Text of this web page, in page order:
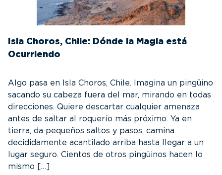
Isla Choros, Chile: Dónde la Magia está
Ocurriendo
Algo pasa en Isla Choros, Chile. Imagina un pingüino
sacando su cabeza fuera del mar, mirando en todas
direcciones. Quiere descartar cualquier amenaza
antes de saltar al roquerío más próximo. Ya en
tierra, da pequeños saltos y pasos, camina
decididamente acantilado arriba hasta llegar a un
lugar seguro. Cientos de otros pingüinos hacen lo
mismo […]